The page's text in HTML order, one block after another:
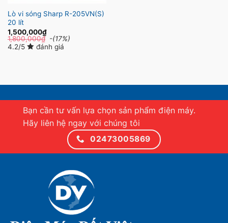
Lò vi sóng Sharp R-205VN(S)
20 lít
1,500,000₫
1,800,000₫ -(17%)
4.2/5
đánh giá
Bạn cần tư vấn lựa chọn sản phẩm điện máy.
Hãy liên hệ ngay với chúng tôi
02473005869